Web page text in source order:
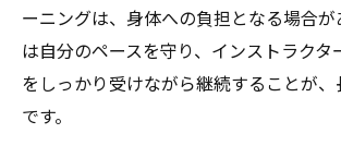
ーニングは、身体への負担となる場合が
は自分のペースを守り、インストラクタ
をしっかり受けながら継続することが
です。